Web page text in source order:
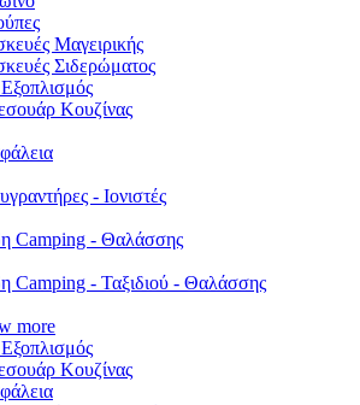
Μαγειρικής
Σιδερώματος
Κουζίνας
- Ιονιστές
Camping - Θαλάσσης
Camping - Ταξιδιού - Θαλάσσης
more
Κουζίνας